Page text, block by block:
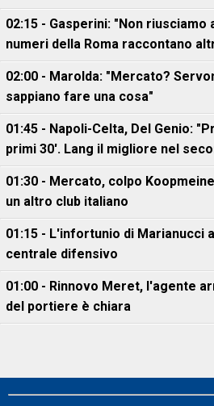
02:15 - Gasperini: "Non
numeri della Roma raccontano
02:00 - Marolda: "Mercato?
sappiano fare una cosa"
01:45 - Napoli-Celta, Del Genio:
primi 30'. Lang il migliore nel
01:30 - Mercato, colpo
un altro club italiano
01:15 - L'infortunio di Marianucci
centrale difensivo
01:00 - Rinnovo Meret, l'agente
del portiere è chiara